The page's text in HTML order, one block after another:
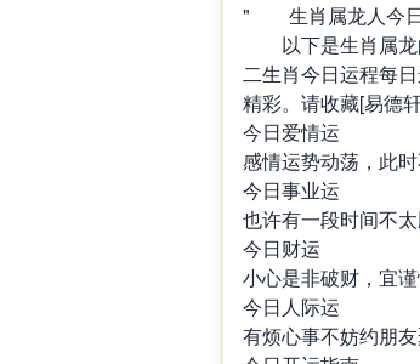
" 生肖属龙人今日
以下是生肖属龙
二生肖今日运程每
精彩。请收藏[易德
今日爱情运
感情运势动荡，此时
今日事业运
也许有一段时间不太
今日财运
小心是非破财，宜谨
今日人际运
有烦心事不妨约朋友